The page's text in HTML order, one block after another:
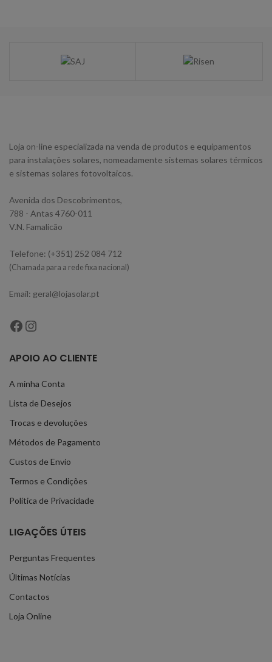
Loja on-line especializada na venda de produtos e equipamentos
para instalações solares, nomeadamente sistemas solares térmicos
e sistemas solares fotovoltaicos.
Avenida dos Descobrimentos,
788 - Antas 4760-011
V.N. Famalicão
Telefone: (+351) 252 084 712
(Chamada para a rede fixa nacional)
Email: geral@lojasolar.pt
APOIO AO CLIENTE
A minha Conta
Lista de Desejos
Trocas e devoluções
Métodos de Pagamento
Custos de Envio
Termos e Condições
Política de Privacidade
LIGAÇÕES ÚTEIS
Perguntas Frequentes
Últimas Notícias
Contactos
Loja Online